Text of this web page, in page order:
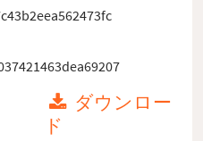
ダウンロー
ド